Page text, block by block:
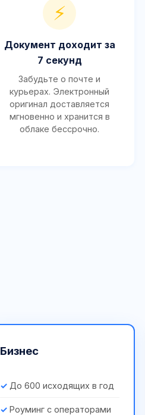
⚡
Документ доходит за
7 секунд
Забудьте о почте и
курьерах. Электронный
оригинал доставляется
мгновенно и хранится в
облаке бессрочно.
Бизнес
До 600 исходящих в год
Роуминг с операторами